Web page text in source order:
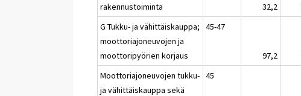
rakennustoiminta
32,2
G Tukku- ja vähittäiskauppa;
moottoriajoneuvojen ja
moottoripyörien korjaus
45-47
97,2
Moottoriajoneuvojen tukku-
ja vähittäiskauppa sekä
45